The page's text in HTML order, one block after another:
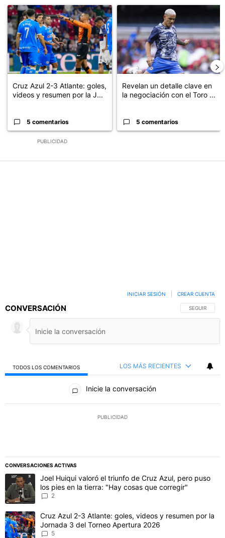
PUBLICIDAD
Un artículo de tendencia con el título "Cruz Azul 2-3 Atlante:
Cruz Azul 2-3 Atlante: goles,
videos y resumen por la J...
5 comentarios
Un artículo de tendencia con
Revelan un detalle clave en
la negociación con el Toro ...
5 comentarios
CONVERSACIÓN SIGA ESTA
SEGUIR
INICIAR SESIÓN CREAR CUENTA
TODOS LOS COMENTARIOS LOS MÁS RECIENTES
Todos los comentarios
Inicie la conversación
PUBLICIDAD
CONVERSACIONES ACTIVAS
Este listado muestra los artículos con más comentarios en los
Un artículo de tendencia con el título "Joel Huiqui valoró el
Joel Huiqui valoró el triunfo de Cruz Azul, pero puso
los pies en la tierra: "Hay cosas que corregir"
2
Un artículo de tendencia con el título "Cruz Azul 2-3 Atlante:
Cruz Azul 2-3 Atlante: goles, videos y resumen por la
Jornada 3 del Torneo Apertura 2026
5